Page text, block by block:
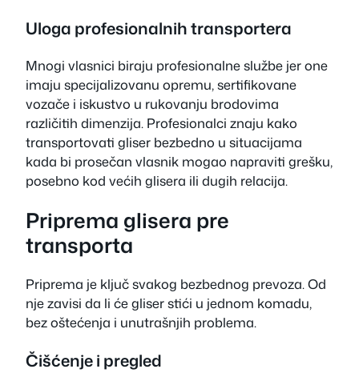
Uloga profesionalnih transportera
Mnogi vlasnici biraju profesionalne službe jer one
imaju specijalizovanu opremu, sertifikovane
vozače i iskustvo u rukovanju brodovima
različitih dimenzija. Profesionalci znaju kako
transportovati gliser bezbedno u situacijama
kada bi prosečan vlasnik mogao napraviti grešku,
posebno kod većih glisera ili dugih relacija.
Priprema glisera pre
transporta
Priprema je ključ svakog bezbednog prevoza. Od
nje zavisi da li će gliser stići u jednom komadu,
bez oštećenja i unutrašnjih problema.
Čišćenje i pregled